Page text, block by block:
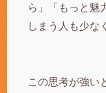
ら」「もっと魅
しまう人も少な
この思考が強い